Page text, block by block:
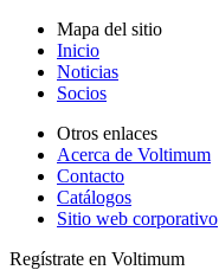
Mapa del sitio
Inicio
Noticias
Socios
Otros enlaces
Acerca de Voltimum
Contacto
Catálogos
Sitio web corporativo
Regístrate en Voltimum